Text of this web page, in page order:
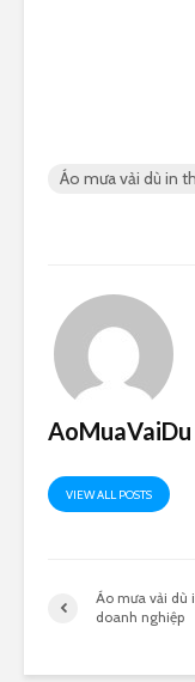
Áo mưa vải dù in
VIEW ALL POSTS
Áo mưa vải dù
doanh nghiệp